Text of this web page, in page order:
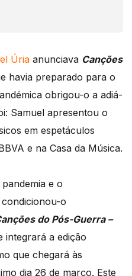
Úria anunciava Canções
havia preparado para o
obrigou-o a adiá-
Samuel apresentou o
em espetáculos
e na Casa da Música.
e o
o
do Pós-Guerra –
integrará a edição
que chegará às
dia 26 de março. Este